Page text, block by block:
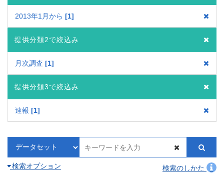
2013年1月から 1
提供分類2で絞込み
月次調査 1
提供分類3で絞込み
速報 1
検索オプション
検索のしかた